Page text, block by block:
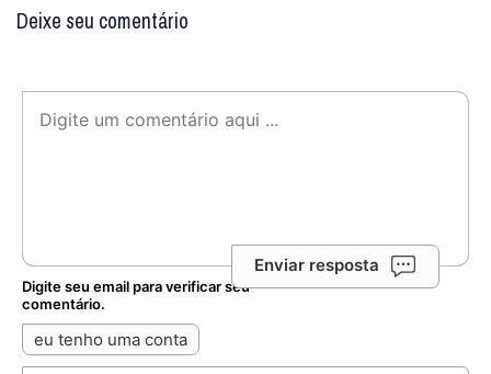
Deixe seu comentário
Enviar resposta
Digite seu email para verificar seu
comentário.
eu tenho uma conta